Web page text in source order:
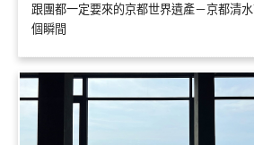
跟團都一定要來的京都世界遺產－京都清
個瞬間